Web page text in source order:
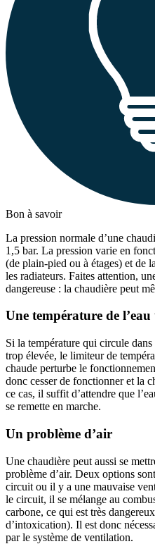
Bon à savoir
La pression normale d’une
1,5 bar. La pression varie en
(de plain-pied ou à étages) et de
les radiateurs. Faites attention,
dangereuse : la chaudière peut
Une température de l’eau
Si la température qui circule
trop élevée, le limiteur de
chaude perturbe le
donc cesser de fonctionner et la
ce cas, il suffit d’attendre que
se remette en marche.
Un problème d’air
Une chaudière peut aussi se
problème d’air. Deux options
circuit ou il y a une mauvaise
le circuit, il se mélange au
carbone, ce qui est très
d’intoxication). Il est donc
par le système de ventilation.